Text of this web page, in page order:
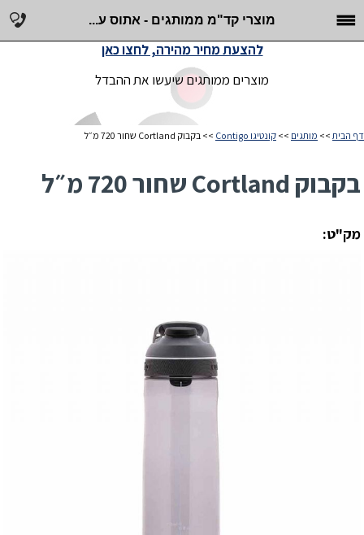
מוצרי קד"מ ממותגים - אתוס ע...
מוצרים ממותגים שיעשו את ההבדל
להצעת מחיר מהירה, לחצו כאן
דף הבית >> מותגים >> קונטיגו Contigo >> בקבוק Cortland שחור 720 מ״ל
בקבוק Cortland שחור 720 מ״ל
מק"ט: